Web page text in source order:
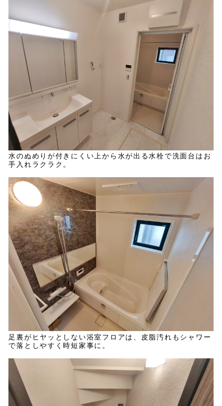
水のぬめりが付きにくい上から水が出る水栓で洗面台はお
手入れラクラク。
足裏がヒヤッとしない浴室フロアは、皮脂汚れもシャワー
で落としやすく時短家事に。